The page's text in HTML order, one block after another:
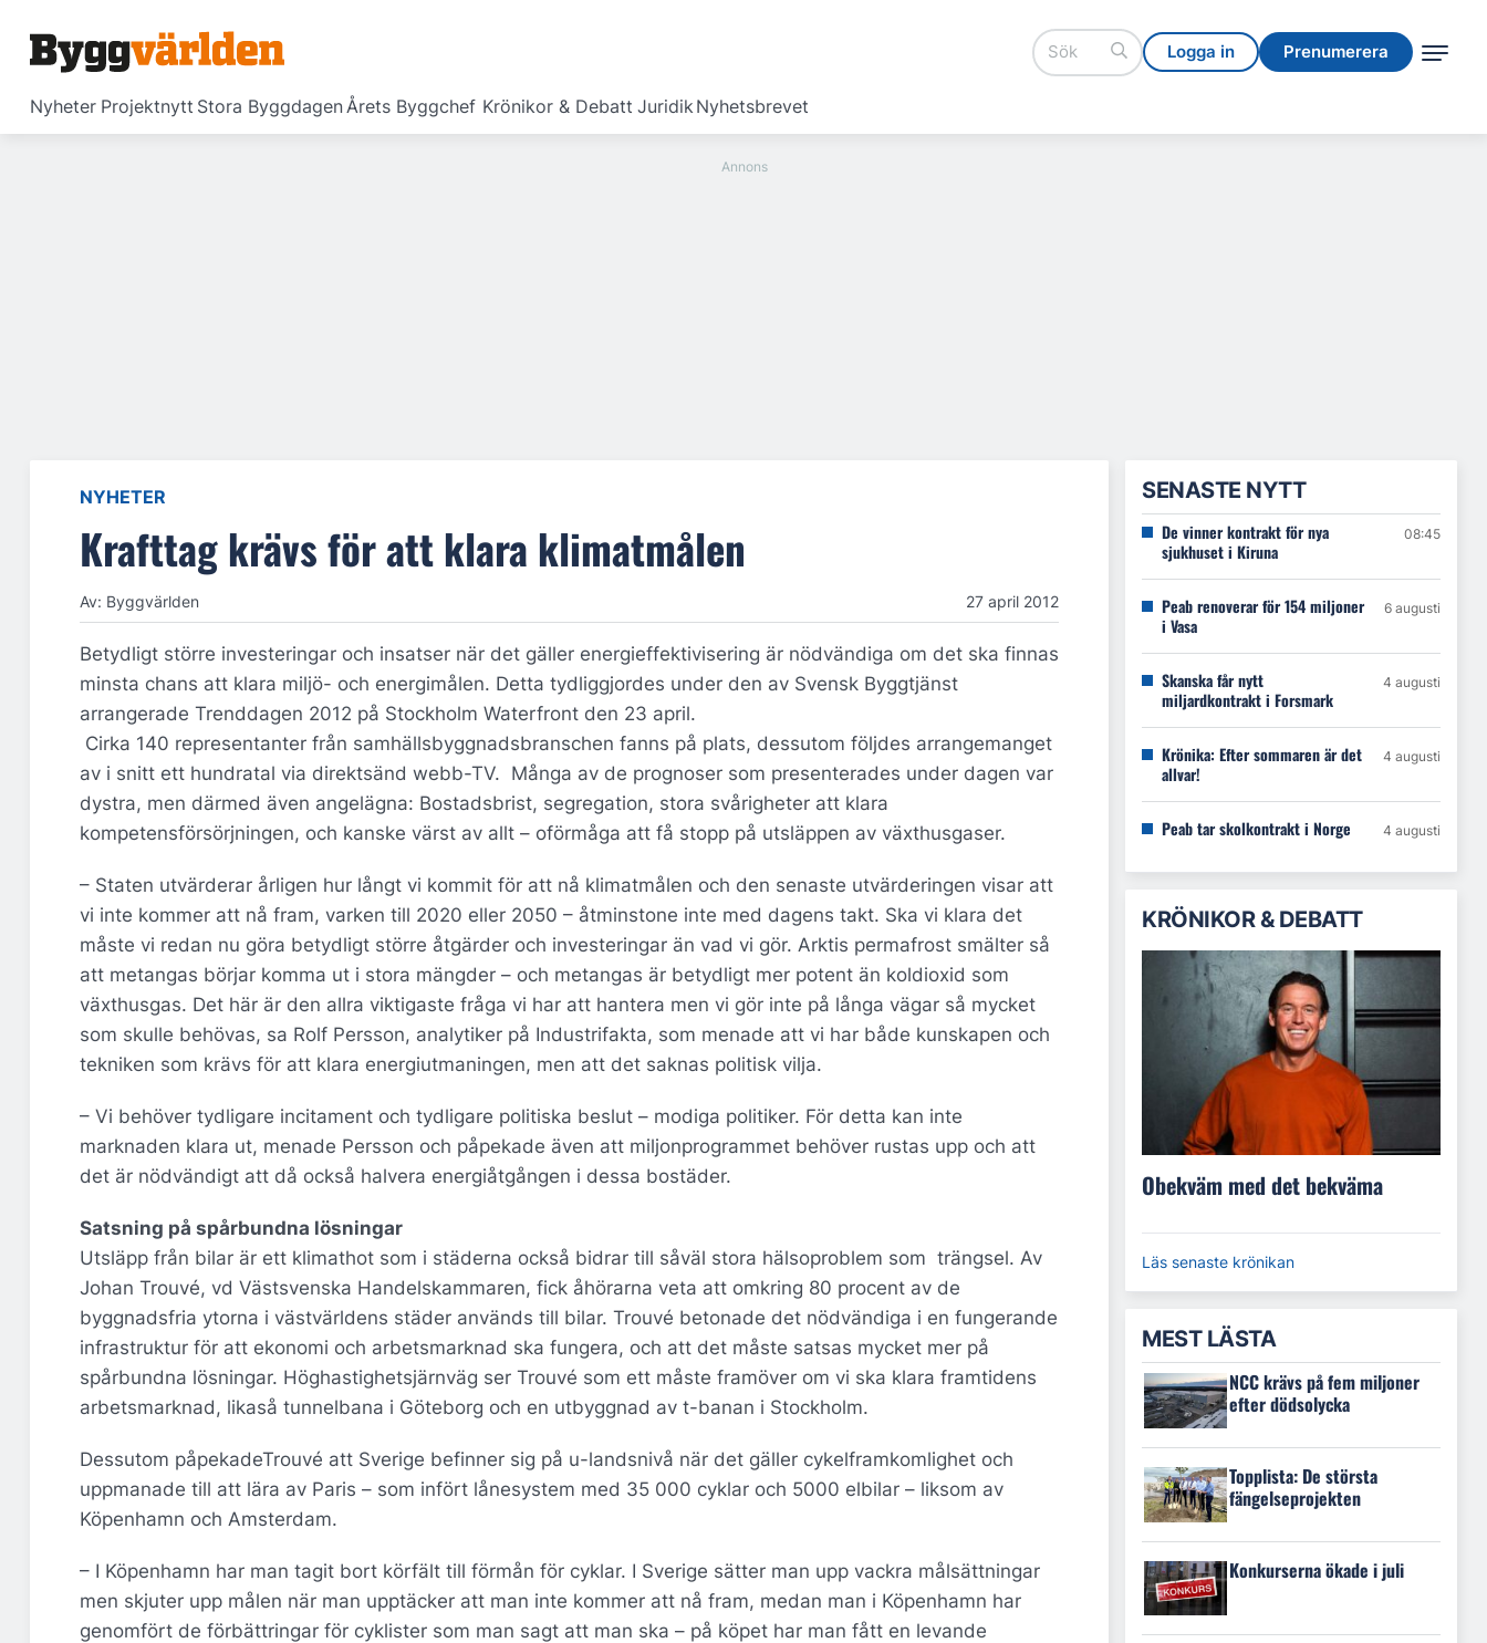
Logga in Prenumerera
Nyheter Projektnytt Stora ByggdagenÅrets Byggchef Krönikor & Debatt JuridikNyhetsbrevet
Logga in Prenumerera
NYHETER
Krafttag krävs för att klara klimatmålen
Av: Byggvärlden 27 april 2012
Betydligt större investeringar och insatser när det gäller energieffektivisering är nödvändiga om det ska finnas
minsta chans att klara miljö- och energimålen. Detta tydliggjordes under den av Svensk Byggtjänst
arrangerade Trenddagen 2012 på Stockholm Waterfront den 23 april.
Cirka 140 representanter från samhällsbyggnadsbranschen fanns på plats, dessutom följdes arrangemanget
av i snitt ett hundratal via direktsänd webb-TV. Många av de prognoser som presenterades under dagen var
dystra, men därmed även angelägna: Bostadsbrist, segregation, stora svårigheter att klara
kompetensförsörjningen, och kanske värst av allt – oförmåga att få stopp på utsläppen av växthusgaser.
– Staten utvärderar årligen hur långt vi kommit för att nå klimatmålen och den senaste utvärderingen visar att
vi inte kommer att nå fram, varken till 2020 eller 2050 – åtminstone inte med dagens takt. Ska vi klara det
måste vi redan nu göra betydligt större åtgärder och investeringar än vad vi gör. Arktis permafrost smälter så
att metangas börjar komma ut i stora mängder – och metangas är betydligt mer potent än koldioxid som
växthusgas. Det här är den allra viktigaste fråga vi har att hantera men vi gör inte på långa vägar så mycket
som skulle behövas, sa Rolf Persson, analytiker på Industrifakta, som menade att vi har både kunskapen och
tekniken som krävs för att klara energiutmaningen, men att det saknas politisk vilja.
– Vi behöver tydligare incitament och tydligare politiska beslut – modiga politiker. För detta kan inte
marknaden klara ut, menade Persson och påpekade även att miljonprogrammet behöver rustas upp och att
det är nödvändigt att då också halvera energiåtgången i dessa bostäder.
Satsning på spårbundna lösningar
Utsläpp från bilar är ett klimathot som i städerna också bidrar till såväl stora hälsoproblem som trängsel. Av
Johan Trouvé, vd Västsvenska Handelskammaren, fick åhörarna veta att omkring 80 procent av de
byggnadsfria ytorna i västvärldens städer används till bilar. Trouvé betonade det nödvändiga i en fungerande
infrastruktur för att ekonomi och arbetsmarknad ska fungera, och att det måste satsas mycket mer på
spårbundna lösningar. Höghastighetsjärnväg ser Trouvé som ett måste framöver om vi ska klara framtidens
arbetsmarknad, likaså tunnelbana i Göteborg och en utbyggnad av t-banan i Stockholm.
Dessutom påpekadeTrouvé att Sverige befinner sig på u-landsnivå när det gäller cykelframkomlighet och
uppmanade till att lära av Paris – som infört lånesystem med 35 000 cyklar och 5000 elbilar – liksom av
Köpenhamn och Amsterdam.
– I Köpenhamn har man tagit bort körfält till förmån för cyklar. I Sverige sätter man upp vackra målsättningar
men skjuter upp målen när man upptäcker att man inte kommer att nå fram, medan man i Köpenhamn har
genomfört de förbättringar för cyklister som man sagt att man ska – på köpet har man fått en levande
SENASTE NYTT
De vinner kontrakt för nya
sjukhuset i Kiruna
08:45
Peab renoverar för 154 miljoner
i Vasa
6 augusti
Skanska får nytt
miljardkontrakt i Forsmark
4 augusti
Krönika: Efter sommaren är det
allvar!
4 augusti
Peab tar skolkontrakt i Norge 4 augusti
KRÖNIKOR & DEBATT
Obekväm med det bekväma
Läs senaste krönikan
MEST LÄSTA
NCC krävs på fem miljoner
efter dödsolycka
Topplista: De största
fängelseprojekten
Konkurserna ökade i juli